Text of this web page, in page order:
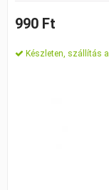
990 Ft
Készleten, szállítás